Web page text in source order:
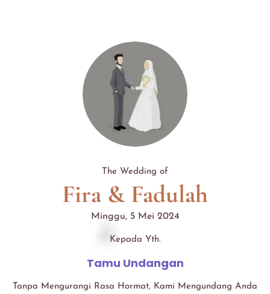
The Wedding of
Fira & Fadulah
Minggu, 5 Mei 2024
Kepada Yth.
Tamu Undangan
Tanpa Mengurangi Rasa Hormat, Kami Mengundang Anda